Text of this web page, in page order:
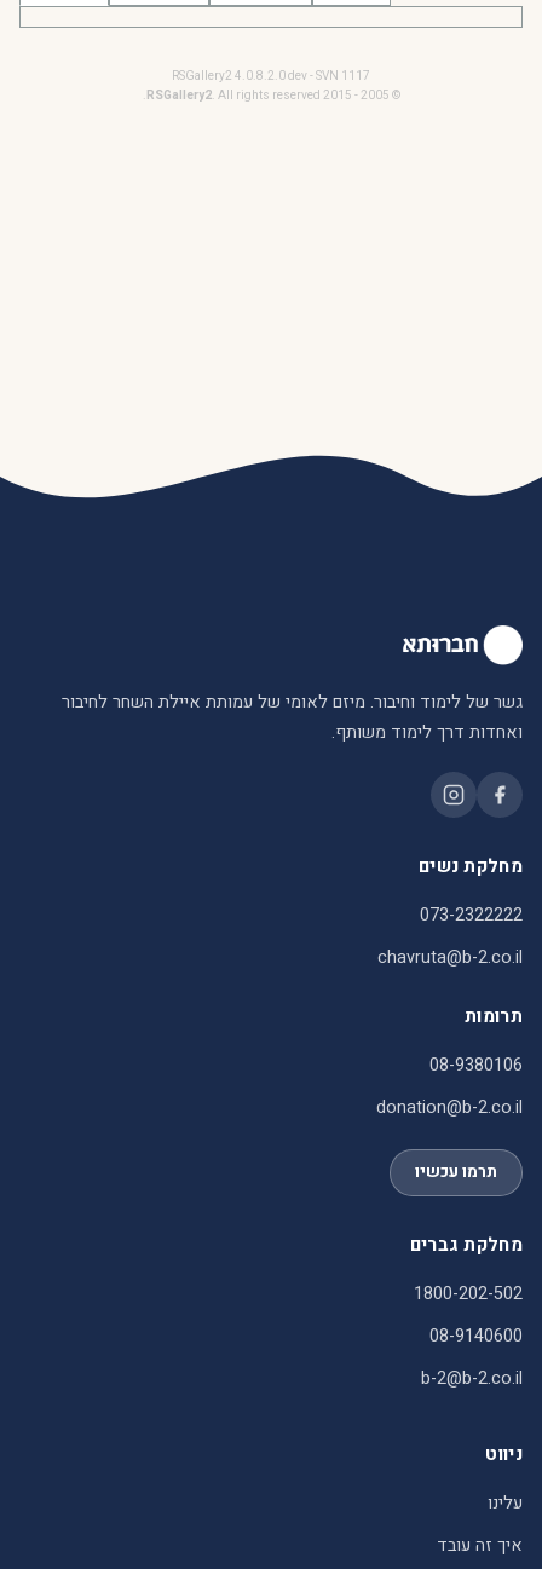
RSGallery2 4.0.8.2.0 dev - SVN 1117
© 2005 - 2015
RSGallery2. All rights reserved.
גשר של לימוד וחיבור. מיזם לאומי של עמותת איילת השחר לחיבור
ואחדות דרך לימוד משותף.
מחלקת נשים
073-2322222
chavruta@b-2.co.il
תרומות
08-9380106
donation@b-2.co.il
תרמו עכשיו
מחלקת גברים
1800-202-502
08-9140600
b-2@b-2.co.il
ניווט
עלינו
איך זה עובד